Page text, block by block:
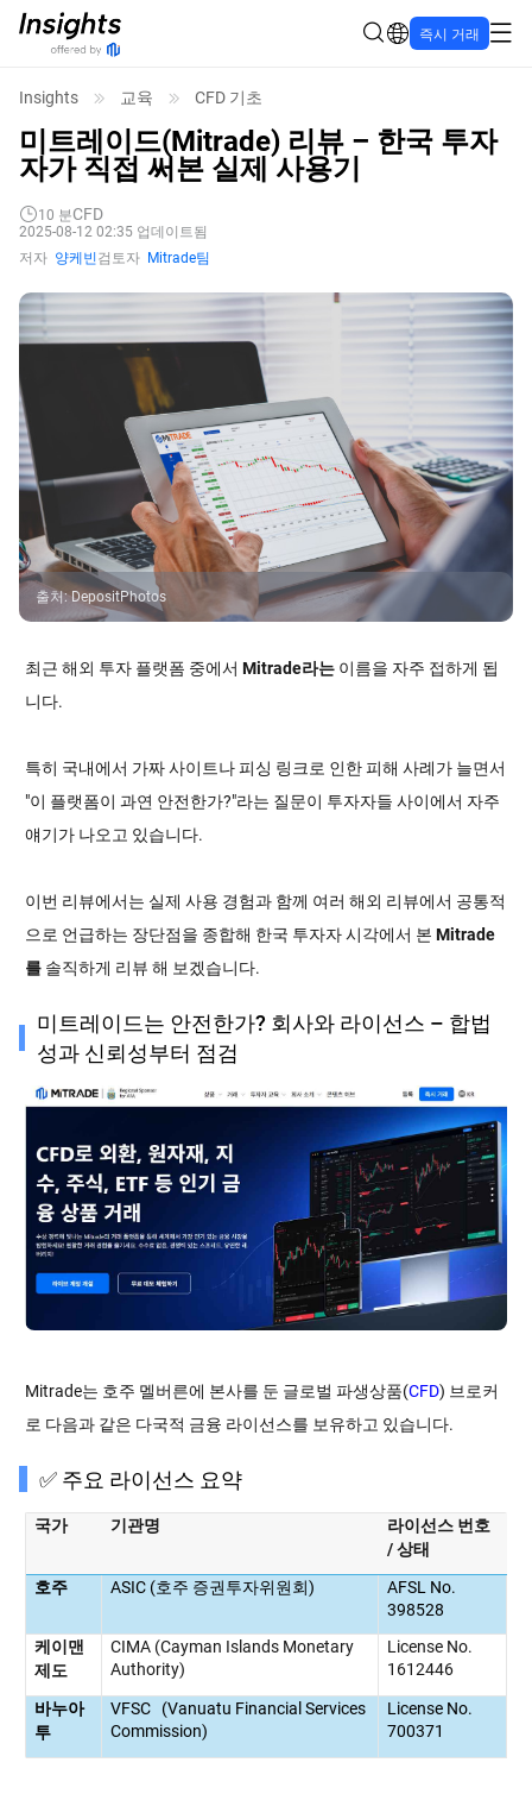
즉시 거래
Insights 교육 CFD 기초
미트레이드(Mitrade) 리뷰 – 한국 투자
자가 직접 써본 실제 사용기
10 분CFD
2025-08-12 02:35 업데이트됨
저자 양케빈검토자 Mitrade팀
출처:DepositPhotos
최근 해외 투자 플랫폼 중에서 Mitrade라는 이름을 자주 접하게 됩
니다.
특히 국내에서 가짜 사이트나 피싱 링크로 인한 피해 사례가 늘면서
"이 플랫폼이 과연 안전한가?"라는 질문이 투자자들 사이에서 자주
얘기가 나오고 있습니다.
이번 리뷰에서는 실제 사용 경험과 함께 여러 해외 리뷰에서 공통적
으로 언급하는 장단점을 종합해 한국 투자자 시각에서 본 Mitrade
를 솔직하게 리뷰 해 보겠습니다.
미트레이드는 안전한가? 회사와 라이선스 – 합법
성과 신뢰성부터 점검
Mitrade는 호주 멜버른에 본사를 둔 글로벌 파생상품(CFD) 브로커
로 다음과 같은 다국적 금융 라이선스를 보유하고 있습니다.
✅ 주요 라이선스 요약
국가 기관명 라이선스 번호
/상태
호주
ASIC (호주 증권투자위원회)
AFSL No.
398528
케이맨
제도
CIMA (Cayman Islands Monetary
Authority)
License No.
1612446
바누아
투
VFSC (Vanuatu Financial Services
Commission)
License No.
700371